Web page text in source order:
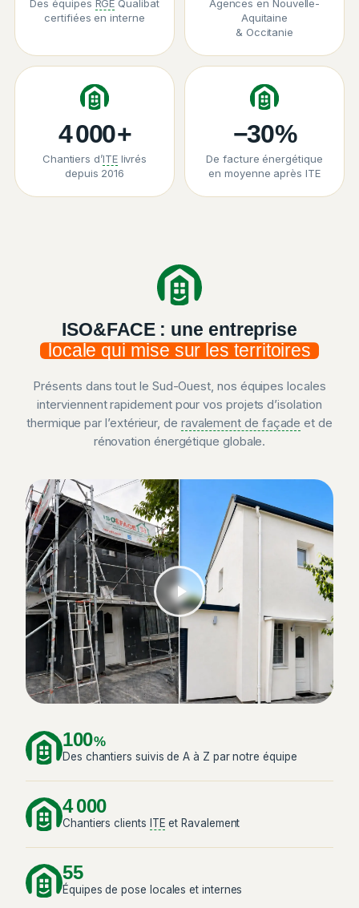
Des équipes RGE Qualibat
certifiées en interne
Agences en Nouvelle-
Aquitaine
& Occitanie
4 000+
Chantiers d’ITElivrés
depuis 2016
−30%
De facture énergétique
en moyenne après ITE
ISO&FACE : une entreprise
locale qui mise sur les territoires
Présents dans tout le Sud-Ouest, nos équipes locales
interviennent rapidement pour vos projets d’isolation
thermique par l’extérieur, de ravalement de façade et de
rénovation énergétique globale.
100%
Des chantiers suivis de A à Z par notre équipe
4 000
Chantiers clients ITE et Ravalement
55
Équipes de pose locales et internes